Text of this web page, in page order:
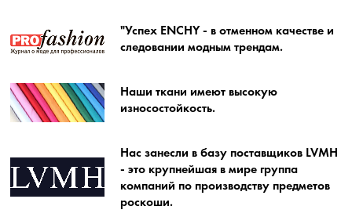
"Успех ENCHY - в отменном качестве и
следовании модным трендам.
Наши ткани имеют высокую
износостойкость.
Нас занесли в базу поставщиков LVMH
- это крупнейшая в мире группа
компаний по производству предметов
роскоши.